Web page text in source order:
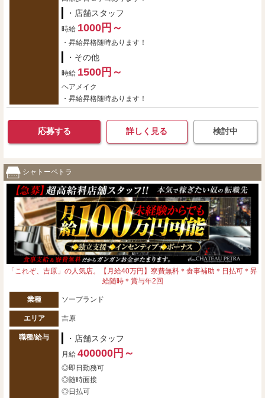
・店舗スタッフ
時給 1000円～
・昇給昇格随時あります！
・その他
時給 1500円～
ヘアメイク
・昇給昇格随時あります！
応募する 詳しく見る 検討中
シャトーペトラ
「これぞ、吉原」の人気店。【月給40万円】寮費無料＊食事補助＊日払可＊昇
給随時＊賞与年2回
業種 ソープランド
エリア 吉原
職種/給与 ・店舗スタッフ
月給 400000円～
◎即日勤務可
◎随時面接
◎日払可